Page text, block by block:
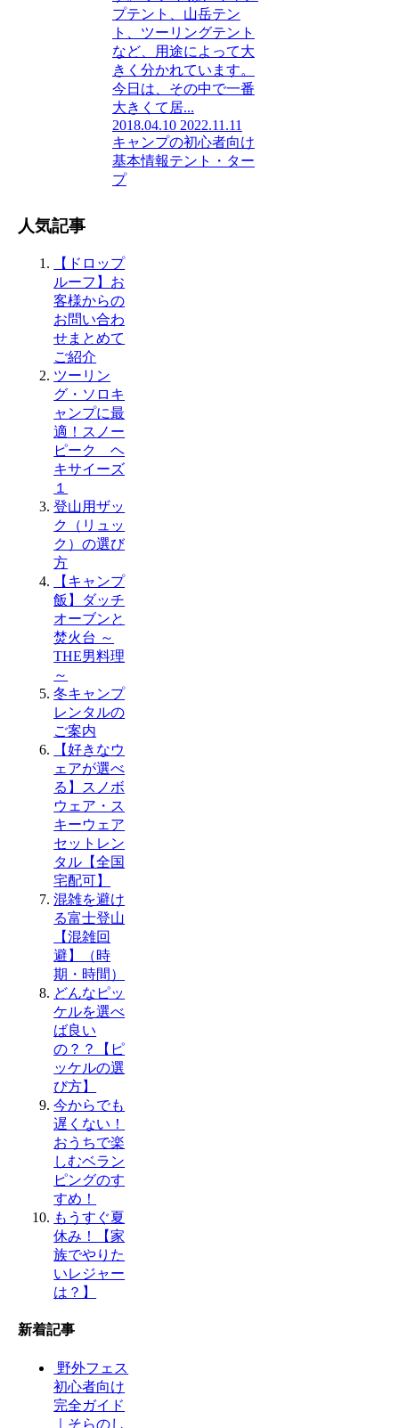
プテント、山岳テン
ト、ツーリングテント
など、用途によって大
きく分かれています。
今日は、その中で一番
大きくて居...
2018.04.10 2022.11.11
キャンプの初心者向け
基本情報テント・ター
プ
人気記事
【ドロップ
ルーフ】お
客様からの
お問い合わ
せまとめて
ご紹介
ツーリン
グ・ソロキ
ャンプに最
適！スノー
ピーク ヘ
キサイーズ
１
登山用ザッ
ク（リュッ
ク）の選び
方
【キャンプ
飯】ダッチ
オーブンと
焚火台 ～
THE男料理
～
冬キャンプ
レンタルの
ご案内
【好きなウ
ェアが選べ
る】スノボ
ウェア・ス
キーウェア
セットレン
タル【全国
宅配可】
混雑を避け
る富士登山
【混雑回
避】（時
期・時間）
どんなピッ
ケルを選べ
ば良い
の？？【ピ
ッケルの選
び方】
今からでも
遅くない！
おうちで楽
しむベラン
ピングのす
すめ！
もうすぐ夏
休み！【家
族でやりた
いレジャー
は？】
新着記事
野外フェス
初心者向け
完全ガイド
｜そらのし